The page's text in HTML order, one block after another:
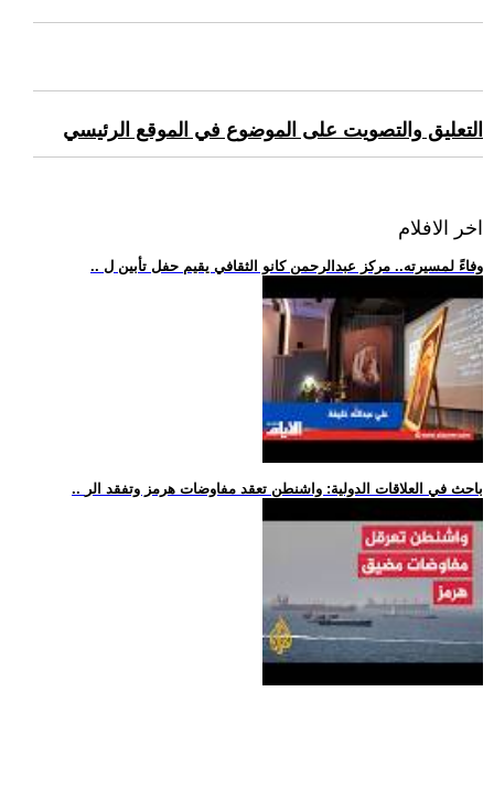
التعليق والتصويت على الموضوع في الموقع الرئيسي
اخر الافلام
.. وفاءً لمسيرته.. مركز عبدالرحمن كانو الثقافي يقيم حفل تأبين ل
.. باحث في العلاقات الدولية: واشنطن تعقد مفاوضات هرمز وتفقد الر